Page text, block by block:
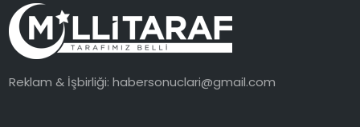
Reklam & İşbirliği:habersonuclari@gmail.com